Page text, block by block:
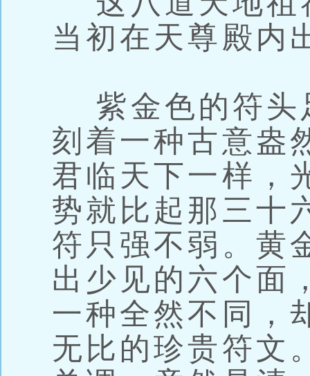
当初在天尊殿内
紫金色的符头
刻着一种古意盎
君临天下一样，
势就比起那三十
符只强不弱。黄
出少见的六个面
一种全然不同，
无比的珍贵符文